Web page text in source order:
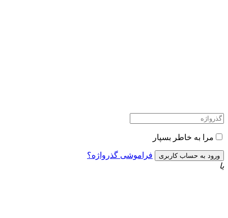
مرا به خاطر بسپار
فراموشی گذرواژه؟
یا